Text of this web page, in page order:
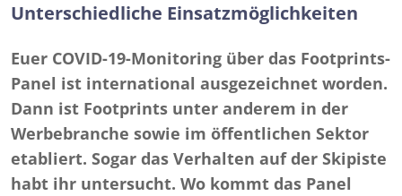
Unterschiedliche Einsatzmöglichkeiten
Euer COVID-19-Monitoring über das Footprints-
Panel ist international ausgezeichnet worden.
Dann ist Footprints unter anderem in der
Werbebranche sowie im öffentlichen Sektor
etabliert. Sogar das Verhalten auf der Skipiste
habt ihr untersucht. Wo kommt das Panel